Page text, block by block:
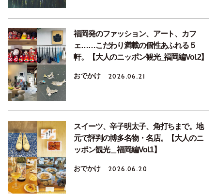
福岡発のファッション、アート、カフ
ェ……こだわり満載の個性あふれる５
軒。【大人のニッポン観光_福岡編Vol.2】
おでかけ 2026.06.21
スイーツ、辛子明太子、角打ちまで。地
元で評判の博多名物・名店。【大人のニ
ッポン観光＿福岡編Vol.1】
おでかけ 2026.06.20